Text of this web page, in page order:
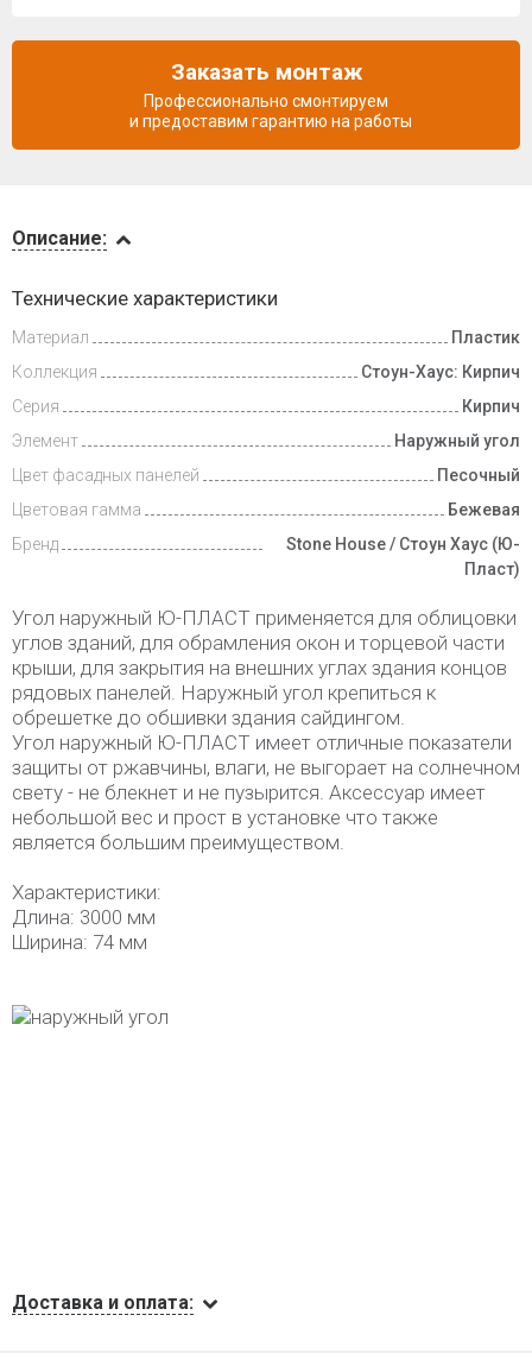
и оплата
Описание:
Технические характеристики
Материал
Пластик
Коллекция
Стоун-Хаус: Кирпич
Серия
Кирпич
Элемент
Наружный угол
Цвет фасадных панелей
Песочный
Цветовая гамма
Бежевая
Бренд
Stone House / Стоун Хаус (Ю-
Пласт)
Угол наружный Ю-ПЛАСТ применяется для облицовки
углов зданий, для обрамления окон и торцевой части
крыши, для закрытия на внешних углах здания концов
рядовых панелей. Наружный угол крепиться к
обрешетке до обшивки здания сайдингом.
Угол наружный Ю-ПЛАСТ имеет отличные показатели
защиты от ржавчины, влаги, не выгорает на солнечном
свету - не блекнет и не пузырится. Аксессуар имеет
небольшой вес и прост в установке что также
является большим преимуществом.
Характеристики:
Длина: 3000 мм
Ширина: 74 мм
Доставка и оплата:
Заказать монтаж
Профессионально смонтируем
и предоставим гарантию на работы